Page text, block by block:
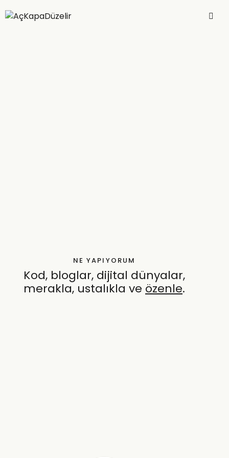
NE YAPIYORUM
Kod, bloglar, dijital dünyalar,
merakla, ustalıkla ve özenle.